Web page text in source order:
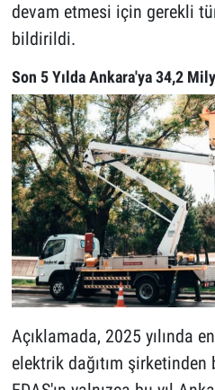
devam etmesi için gerekli
bildirildi.
Son 5 Yılda Ankara'ya 34,2
Açıklamada, 2025 yılında
elektrik dağıtım